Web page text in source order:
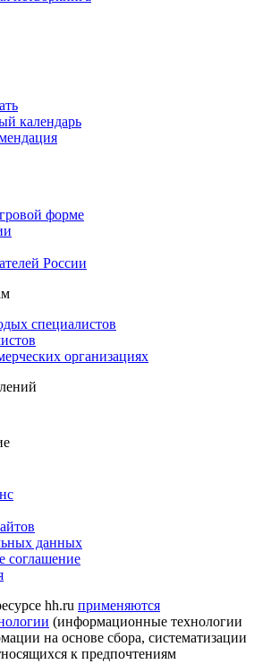
календарь
форме
России
специалистов
организациях
данных
соглашение
hh.ru применяются
(информационные технологии
на основе сбора, систематизации
к предпочтениям